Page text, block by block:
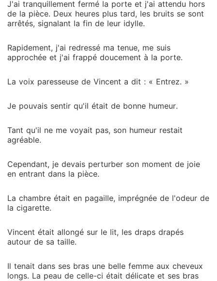
J'ai tranquillement fermé la porte et j'ai attendu hors
de la pièce. Deux heures plus tard, les bruits se sont
arrêtés, signalant la fin de leur idylle.
Rapidement, j'ai redressé ma tenue, me suis
approchée et j'ai frappé doucement à la porte.
La voix paresseuse de Vincent a dit : « Entrez. »
Je pouvais sentir qu'il était de bonne humeur.
Tant qu'il ne me voyait pas, son humeur restait
agréable.
Cependant, je devais perturber son moment de joie
en entrant dans la pièce.
La chambre était en pagaille, imprégnée de l'odeur de
la cigarette.
Vincent était allongé sur le lit, les draps drapés
autour de sa taille.
Il tenait dans ses bras une belle femme aux cheveux
longs. La peau de celle-ci était délicate et ses bras